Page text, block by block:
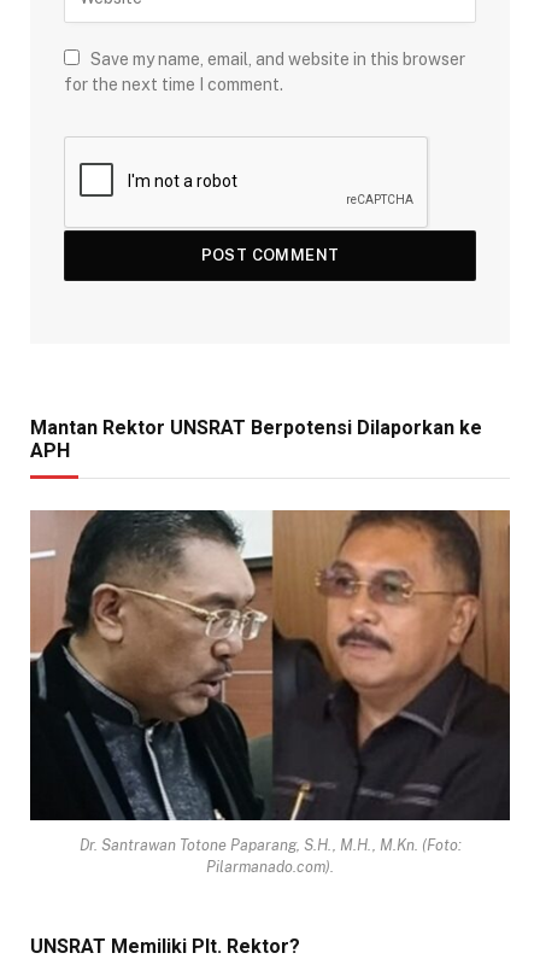
Save my name, email, and website in this browser
for the next time I comment.
Mantan Rektor UNSRAT Berpotensi Dilaporkan ke
APH
Dr. Santrawan Totone Paparang, S.H., M.H., M.Kn. (Foto:
Pilarmanado.com).
UNSRAT Memiliki Plt. Rektor?